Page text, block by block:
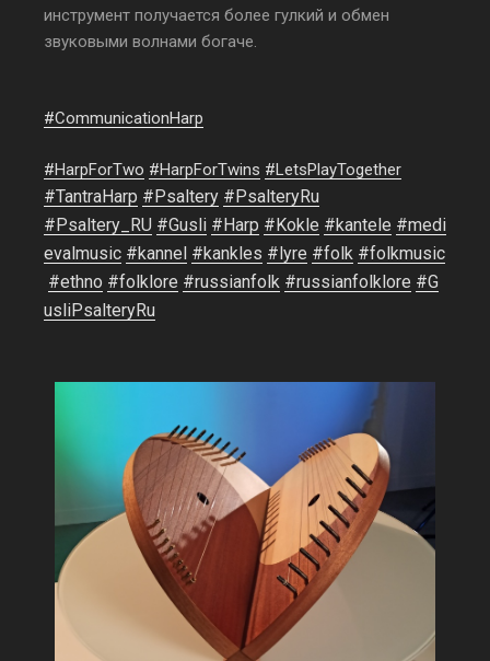
инструмент получается более гулкий и обмен
звуковыми волнами богаче.
#CommunicationHarp
#HarpForTwo #HarpForTwins #LetsPlayTogether
#TantraHarp #Psaltery #PsalteryRu
#Psaltery_RU #Gusli #Harp #Kokle #kantele #medi
evalmusic #kannel #kankles #lyre #folk #folkmusic
#ethno #folklore #russianfolk #russianfolklore #G
usliPsalteryRu